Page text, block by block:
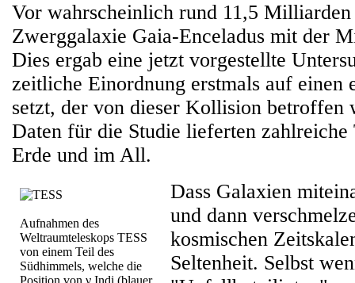
Vor wahrscheinlich rund 11,5 Milliarden
Zwerggalaxie Gaia-Enceladus mit der
Dies ergab eine jetzt vorgestellte
zeitliche Einordnung erstmals auf einen
setzt, der von dieser Kollision betroffen
Daten für die Studie lieferten zahlreiche
Erde und im All.
Aufnahmen des
Weltraumteleskops TESS
von einem Teil des
Südhimmels, welche die
Position von ν Indi (blauer
Dass Galaxien
und dann
kosmischen
Seltenheit. Selbst